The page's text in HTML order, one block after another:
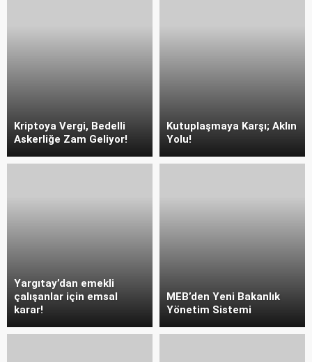
Kriptoya Vergi, Bedelli
Askerliğe Zam Geliyor!
Kutuplaşmaya Karşı; Aklın
Yolu!
Yargıtay’dan emekli
çalışanlar için emsal
karar!
MEB’den Yeni Bakanlık
Yönetim Sistemi